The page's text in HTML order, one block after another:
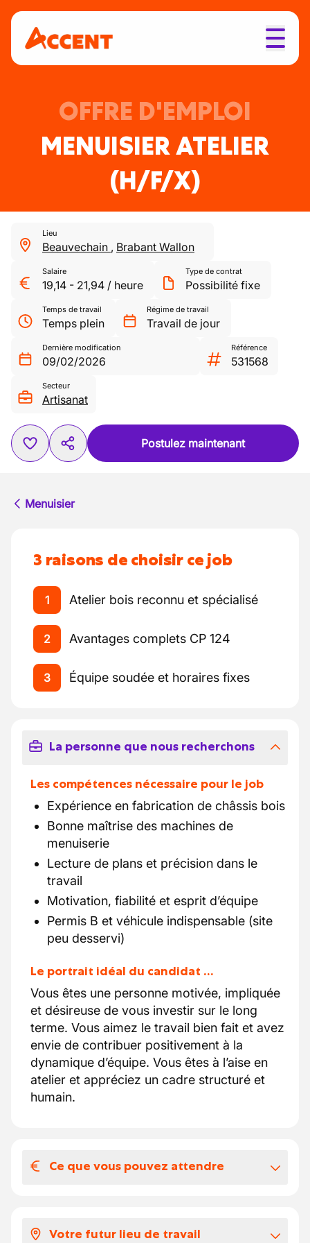
OFFRE D'EMPLOI
MENUISIER ATELIER
(H/F/X)
Lieu
Beauvechain , Brabant Wallon
Salaire
19,14 - 21,94 / heure
Type de contrat
Possibilité fixe
Temps de travail
Temps plein
Régime de travail
Travail de jour
Dernière modification
09/02/2026
Référence
531568
Secteur
Artisanat
Postulez maintenant
Menuisier
3 raisons de choisir ce job
1 Atelier bois reconnu et spécialisé
2 Avantages complets CP 124
3 Équipe soudée et horaires fixes
La personne que nous recherchons
Les compétences nécessaire pour le job
Expérience en fabrication de châssis bois
Bonne maîtrise des machines de
menuiserie
Lecture de plans et précision dans le
travail
Motivation, fiabilité et esprit d’équipe
Permis B et véhicule indispensable (site
peu desservi)
Le portrait idéal du candidat …
Vous êtes une personne motivée, impliquée
et désireuse de vous investir sur le long
terme. Vous aimez le travail bien fait et avez
envie de contribuer positivement à la
dynamique d’équipe. Vous êtes à l’aise en
atelier et appréciez un cadre structuré et
humain.
Ce que vous pouvez attendre
Votre futur lieu de travail